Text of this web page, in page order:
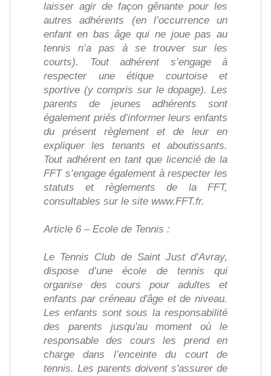
laisser agir de façon gênante pour les
autres adhérents (en l’occurrence un
enfant en bas âge qui ne joue pas au
tennis n’a pas à se trouver sur les
courts). Tout adhérent s’engage à
respecter une étique courtoise et
sportive (y compris sur le dopage). Les
parents de jeunes adhérents sont
également priés d’informer leurs enfants
du présent règlement et de leur en
expliquer les tenants et aboutissants.
Tout adhérent en tant que licencié de la
FFT s’engage également à respecter les
statuts et règlements de la FFT,
consultables sur le site www.FFT.fr.
Article 6 – Ecole de Tennis :
Le Tennis Club de Saint Just d’Avray,
dispose d’une école de tennis qui
organise des cours pour adultes et
enfants par créneau d'âge et de niveau.
Les enfants sont sous la responsabilité
des parents jusqu'au moment où le
responsable des cours les prend en
charge dans l’enceinte du court de
tennis. Les parents doivent s'assurer de